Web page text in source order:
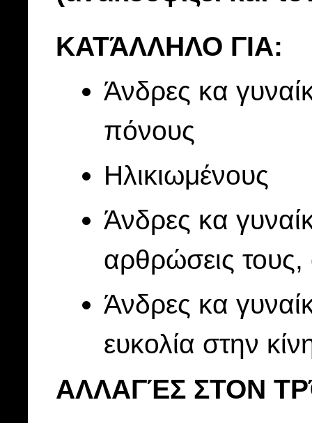
ΚΑΤΆΛΛΗΛΟ ΓΙΑ:
Άνδρες κα
πόνους
Ηλικιωμένους
Άνδρες κα
αρθρώσεις
Άνδρες κα
ευκολία στην
ΑΛΛΑΓΈΣ ΣΤΟΝ